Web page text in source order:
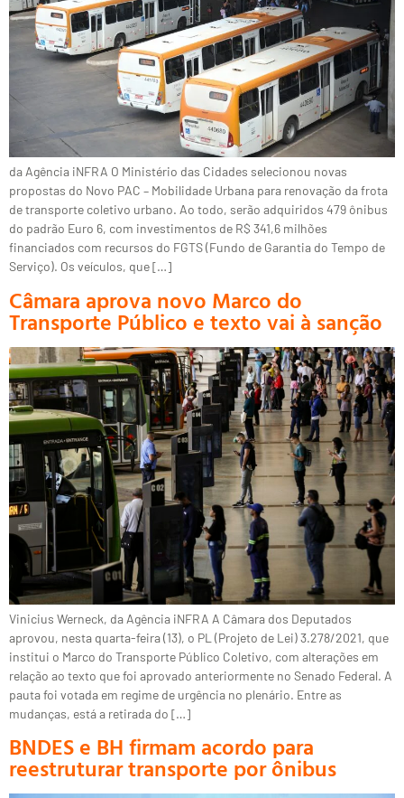
da Agência iNFRA O Ministério das Cidades selecionou novas
propostas do Novo PAC – Mobilidade Urbana para renovação da frota
de transporte coletivo urbano. Ao todo, serão adquiridos 479 ônibus
do padrão Euro 6, com investimentos de R$ 341,6 milhões
financiados com recursos do FGTS (Fundo de Garantia do Tempo de
Serviço). Os veículos, que […]
Câmara aprova novo Marco do
Transporte Público e texto vai à sanção
Vinicius Werneck, da Agência iNFRA A Câmara dos Deputados
aprovou, nesta quarta-feira (13), o PL (Projeto de Lei) 3.278/2021, que
institui o Marco do Transporte Público Coletivo, com alterações em
relação ao texto que foi aprovado anteriormente no Senado Federal. A
pauta foi votada em regime de urgência no plenário. Entre as
mudanças, está a retirada do […]
BNDES e BH firmam acordo para
reestruturar transporte por ônibus